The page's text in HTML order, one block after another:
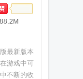
最新版本
游戏中可
不断的收